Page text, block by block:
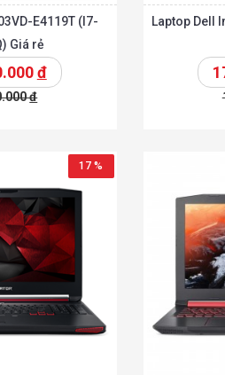
E4119T (I7-
Giá rẻ
đ
đ
Laptop Dell
17 %